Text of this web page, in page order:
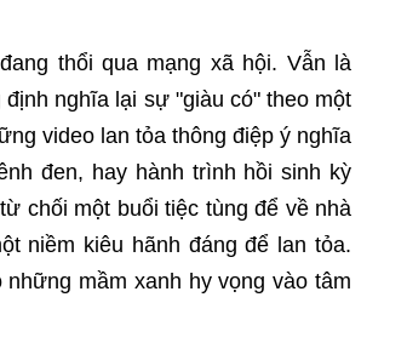
thổi qua mạng xã hội. Vẫn là
nghĩa lại sự "giàu có" theo một
video lan tỏa thông điệp ý nghĩa
đen, hay hành trình hồi sinh kỳ
chối một buổi tiệc tùng để về nhà
niềm kiêu hãnh đáng để lan tỏa.
mầm xanh hy vọng vào tâm